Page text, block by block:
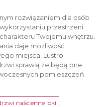
rozwiązaniem dla osób
przestrzeni
Twojemu wnętrzu.
daje możliwość
miejsca. Lustro
sprawią że będą one
pomieszczeń.
naścienne loki